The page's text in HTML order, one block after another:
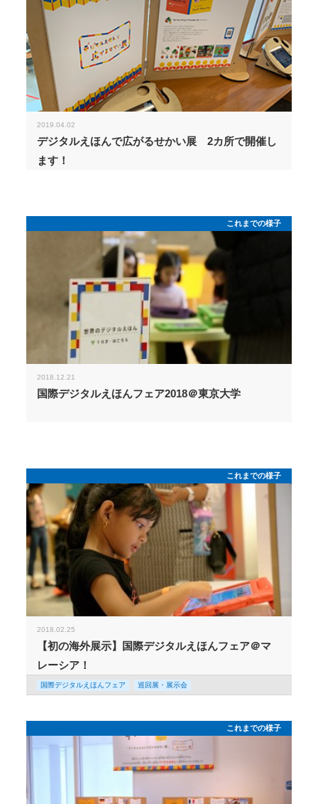
2019.04.02
デジタルえほんで広がるせかい展 2カ所で開催し
ます！
これまでの様子
2018.12.21
国際デジタルえほんフェア2018＠東京大学
これまでの様子
2018.02.25
【初の海外展示】国際デジタルえほんフェア＠マ
レーシア！
国際デジタルえほんフェア 巡回展・展示会
これまでの様子